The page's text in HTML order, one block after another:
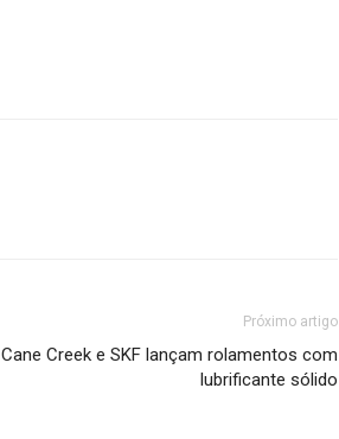
Próximo artigo
Cane Creek e SKF lançam rolamentos com
lubrificante sólido